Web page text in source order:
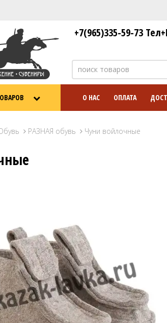
+7(965)335-59-73
О НАС ОПЛАТА
РАЗНАЯ обувь Чуни войлочные